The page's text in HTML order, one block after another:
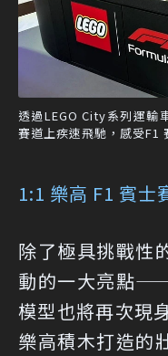
透過LEGO City系列運輸
賽道上疾速飛馳，感受F1
1:1 樂高 F1 賓士
除了極具挑戰性
動的一大亮點
模型也將再次現
樂高積木打造的